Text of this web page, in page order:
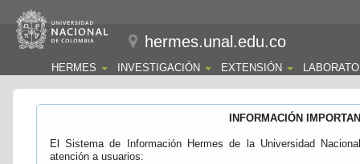
hermes.unal.edu.co
HERMES INVESTIGACIÓN EXTENSIÓN
INFORMACIÓN
El Sistema de Información Hermes de la Universidad
atención a usuarios: